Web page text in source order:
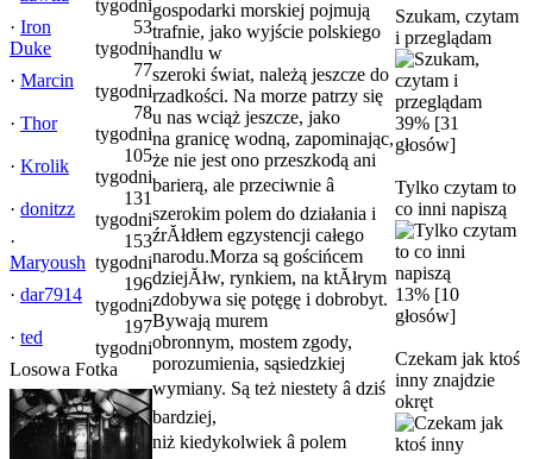
tygodni
· Iron
Duke
53
tygodni
· Marcin
77
tygodni
· Thor
78
tygodni
· Krolik
105
tygodni
· donitzz
131
tygodni
·
Maryoush
153
tygodni
· dar7914
196
tygodni
· ted
197
tygodni
Losowa Fotka
gospodarki morskiej pojmują
trafnie, jako wyjście polskiego
handlu w
szeroki świat, należą jeszcze do
rzadkości. Na morze patrzy się
u nas wciąż jeszcze, jako
na granicę wodną, zapominając,
że nie jest ono przeszkodą ani
barierą, ale przeciwnie â
szerokim polem do działania i
źrĂłdłem egzystencji całego
narodu.Morza są gościńcem
dziejĂłw, rynkiem, na ktĂłrym
zdobywa się potęgę i dobrobyt.
Bywają murem
obronnym, mostem zgody,
porozumienia, sąsiedzkiej
wymiany. Są też niestety â dziś
bardziej,
niż kiedykolwiek â polem
Szukam, czytam
i przeglądam
39% [31
głosów]
Tylko czytam to
co inni napiszą
13% [10
głosów]
Czekam jak ktoś
inny znajdzie
okręt